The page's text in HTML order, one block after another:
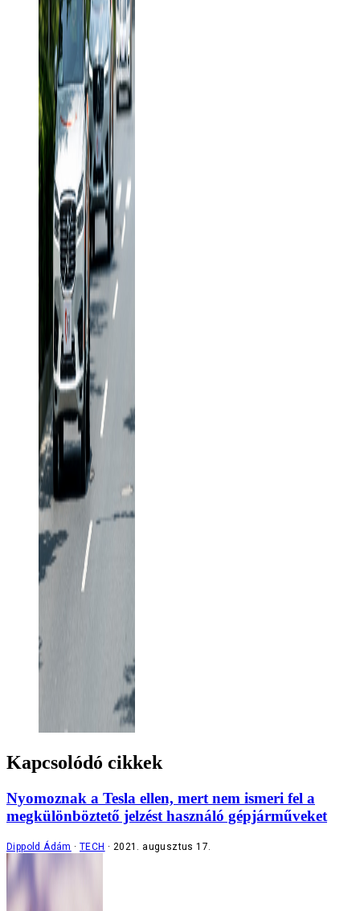
Kapcsolódó cikkek
Nyomoznak a Tesla ellen, mert nem ismeri fel a
megkülönböztető jelzést használó gépjárműveket
Dippold Ádám TECH 2021. augusztus 17.